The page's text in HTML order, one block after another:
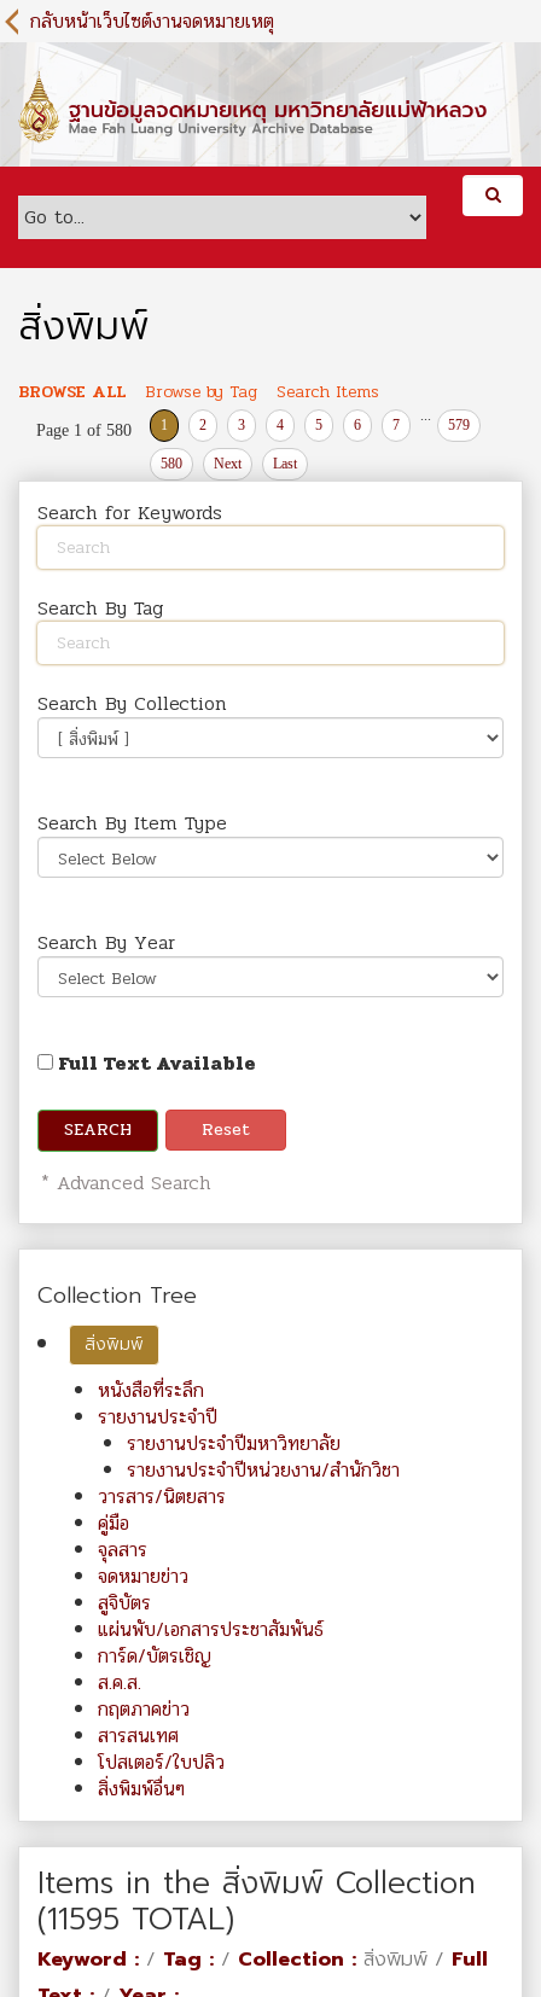
S
k
m
c
กลับหน้าเว็บไซต์งานจดหมายเหตุ
สิ่งพิมพ์
BROWSE ALL Browse by Tag Search Items
Page 1 of 580 1 2 3 4 5 6 7 579
580 Next Last
Search for Keywords
Search By Tag
Search By Collection
Search By Item Type
Search By Year
Full Text Available
SEARCH Reset
* Advanced Search
Collection Tree
สิ่งพิมพ์
หนังสือที่ระลึก
รายงานประจำปี
รายงานประจำปีมหาวิทยาลัย
รายงานประจำปีหน่วยงาน/สำนักวิชา
วารสาร/นิตยสาร
คู่มือ
จุลสาร
จดหมายข่าว
สูจิบัตร
แผ่นพับ/เอกสารประชาสัมพันธ์
การ์ด/บัตรเชิญ
ส.ค.ส.
กฤตภาคข่าว
สารสนเทศ
โปสเตอร์/ใบปลิว
สิ่งพิมพ์อื่นๆ
Items in the สิ่งพิมพ์ Collection
(11595 TOTAL)
Keyword : / Tag : / Collection : สิ่งพิมพ์ / Full